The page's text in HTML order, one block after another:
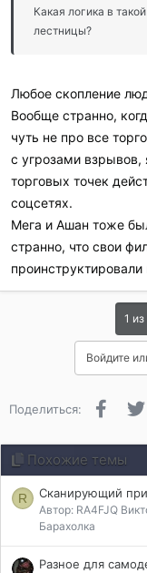
Какая логика в
лестницы?
Любое скопление
Вообще странно,
чуть не про все
с угрозами взрывов,
торговых точек
соцсетях.
Мега и Ашан тоже
странно, что свои
проинструктировали
1
Войдите
Поделиться:
Похожие темы
R Сканирующий
Автор: RA4FJQ
Барахолка
Разное для